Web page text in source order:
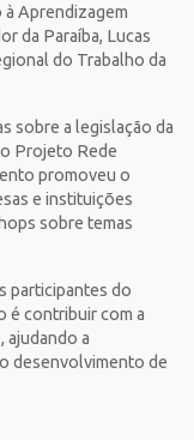
Aprendizagem
da Paraíba, Lucas
do Trabalho da
sobre a legislação da
Projeto Rede
promoveu o
e instituições
sobre temas
participantes do
é contribuir com a
ajudando a
desenvolvimento de